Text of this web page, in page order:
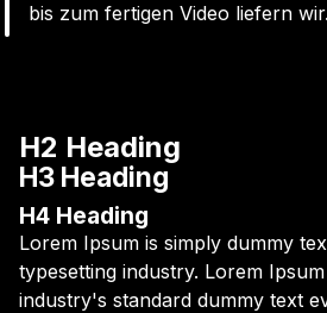
bis zum fertigen Video liefern wir.
H2 Heading
H3 Heading
H4 Heading
Lorem Ipsum is simply dummy
typesetting industry. Lorem
industry's standard dummy text